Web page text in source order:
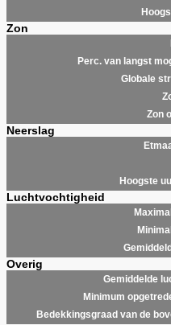
Zon
Perc. van langst
Globale
Zon
Neerslag
Hoogste
Luchtvochtigheid
Overig
Gemiddelde
Minimum
Bedekkingsgraad van de